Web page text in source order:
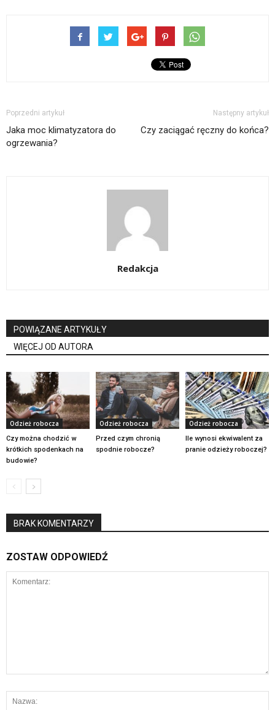
Poprzedni artykuł
Jaka moc klimatyzatora do
ogrzewania?
Następny artykuł
Czy zaciągać ręczny do końca?
Redakcja
POWIĄZANE ARTYKUŁY
WIĘCEJ OD AUTORA
Odzież robocza
Czy można chodzić w
krótkich spodenkach na
budowie?
Odzież robocza
Przed czym chronią
spodnie robocze?
Odzież robocza
Ile wynosi ekwiwalent za
pranie odzieży roboczej?
BRAK KOMENTARZY
ZOSTAW ODPOWIEDŹ